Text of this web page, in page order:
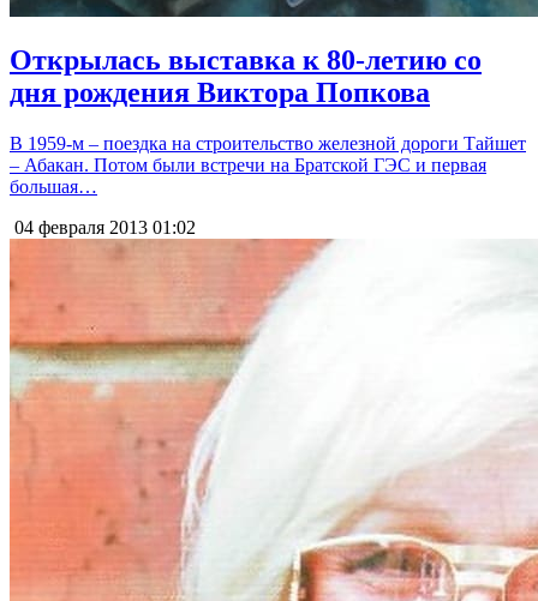
Открылась выставка к 80-летию со
дня рождения Виктора Попкова
В 1959-м – поездка на строительство железной дороги Тайшет
– Абакан. Потом были встречи на Братской ГЭС и первая
большая…
04 февраля 2013 01:02